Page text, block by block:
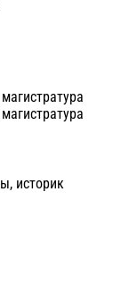
историк